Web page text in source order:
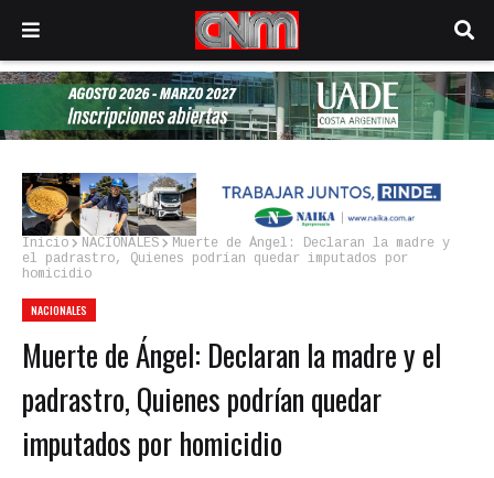
Inicio NACIONALES
Muerte de Ángel: Declaran la madre y
el padrastro, Quienes podrían quedar imputados por
homicidio
NACIONALES
Muerte de Ángel: Declaran la madre y el
padrastro, Quienes podrían quedar
imputados por homicidio